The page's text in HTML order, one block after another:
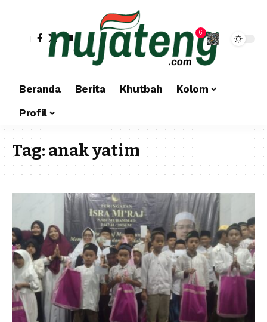
6
Beranda Berita Khutbah
Kolom
Profil
Tag:anak yatim